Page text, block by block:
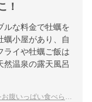
！
ルな料金で牡蠣を
蠣小屋があり、自
ライや牡蠣ご飯は
然温泉の露天風呂
泉宿のおすすめを教えてください。